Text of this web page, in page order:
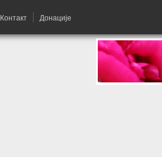
Контакт Донације